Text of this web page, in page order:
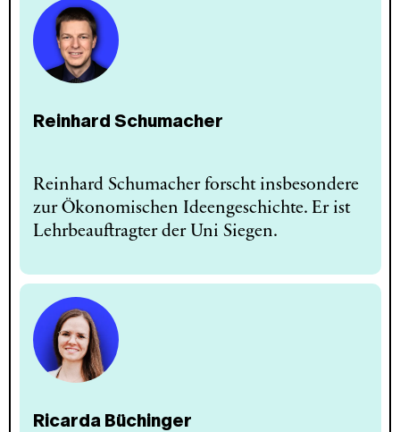
Reinhard Schumacher
Reinhard Schumacher forscht insbesondere
zur Ökonomischen Ideengeschichte. Er ist
Lehrbeauftragter der Uni Siegen.
Ricarda Büchinger